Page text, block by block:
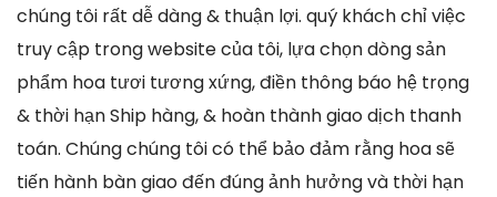
chúng tôi rất dễ dàng & thuận lợi. quý khách chỉ việc
truy cập trong website của tôi, lựa chọn dòng sản
phẩm hoa tươi tương xứng, điền thông báo hệ trọng
& thời hạn Ship hàng, & hoàn thành giao dịch thanh
toán. Chúng chúng tôi có thể bảo đảm rằng hoa sẽ
tiến hành bàn giao đến đúng ảnh hưởng và thời hạn